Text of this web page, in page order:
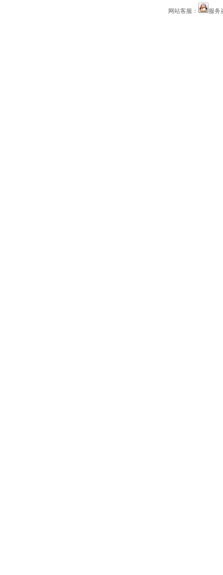
网站客服： 服务